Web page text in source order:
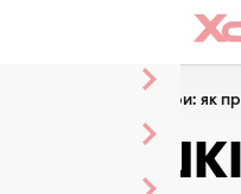
ніжної та сяючої шкіри: як